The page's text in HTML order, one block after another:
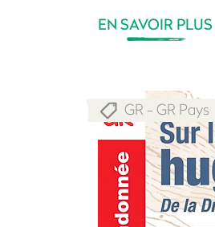
EN SAVOIR PLUS
GR - GR Pays